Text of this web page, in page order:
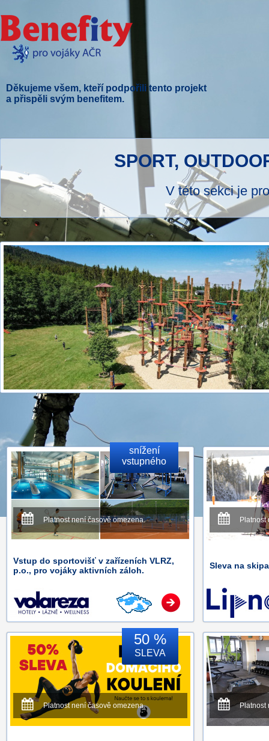
Děkujeme všem, kteří podpořili tento projekt
a přispěli svým benefitem.
SPORT,
V této sekci je
snížení
vstupného
Platnost není časově omezena.
Vstup do sportovišť v zařízeních VLRZ,
p.o., pro vojáky aktivních záloh.
Platnost
Sleva na
50 %
SLEVA
Platnost není časově omezena. Platnost